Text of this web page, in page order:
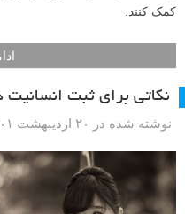
کمک کنند.
نکاتی برای ثبت انسانیت
نوشته شده در ۲۰ اردیبهشت ۱۴۰۱